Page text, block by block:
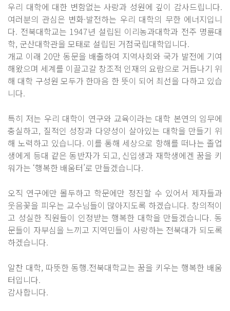
우리 대학에 대한 변함없는 사랑과 성원에 깊이 감사드립니다.
여러분의 관심은 변화·발전하는 우리 대학의 무한 에너지입니
다. 전북대학교는 1947년 설립된 이리농과대학과 전주 명륜대
학, 군산대학관을 모태로 설립된 거점국립대학입니다.
개교 이래 20만 동문을 배출하여 지역사회와 국가 발전에 기여
해왔으며 세계를 이끌고갈 창조적 인재의 요람으로 거듭나기 위
해 대학 구성원 모두가 한마음 한 뜻이 되어 최선을 다하고 있습
니다.
특히 저는 우리 대학이 연구와 교육이라는 대학 본연의 임무에
충실하고, 질적인 성장과 다양성이 살아있는 대학을 만들기 위
해 노력하고 있습니다. 이를 통해 세상으로 항해를 떠나는 졸업
생에게 등대 같은 동반자가 되고, 신입생과 재학생에겐 꿈을 키
워가는 ‘행복한 배움터’로 만들겠습니다.
오직 연구에만 몰두하고 학문에만 정진할 수 있어서 제자들과
웃음꽃을 피우는 교수님들이 많아지도록 하겠습니다. 창의적이
고 성실한 직원들이 인정받는 행복한 대학을 만들겠습니다. 동
문들이 자부심을 느끼고 지역민들이 사랑하는 전북대가 되도록
하겠습니다.
알찬 대학, 따뜻한 동행.전북대학교는 꿈을 키우는 행복한 배움
터입니다.
감사합니다.